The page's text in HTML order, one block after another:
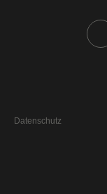
Datenschutz